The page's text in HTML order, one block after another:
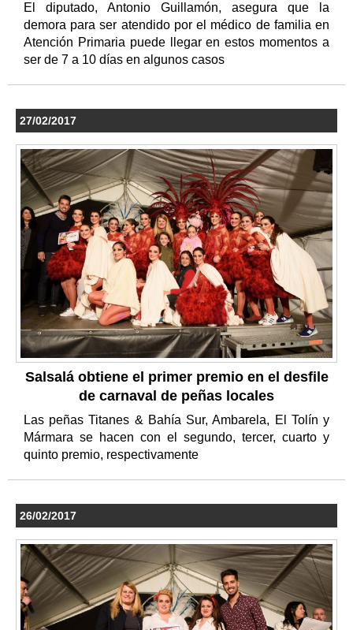
El diputado, Antonio Guillamón, asegura que la
demora para ser atendido por el médico de familia en
Atención Primaria puede llegar en estos momentos a
ser de 7 a 10 días en algunos casos
27/02/2017
Salsalá obtiene el primer premio en el desfile
de carnaval de peñas locales
Las peñas Titanes & Bahía Sur, Ambarela, El Tolín y
Mármara se hacen con el segundo, tercer, cuarto y
quinto premio, respectivamente
26/02/2017